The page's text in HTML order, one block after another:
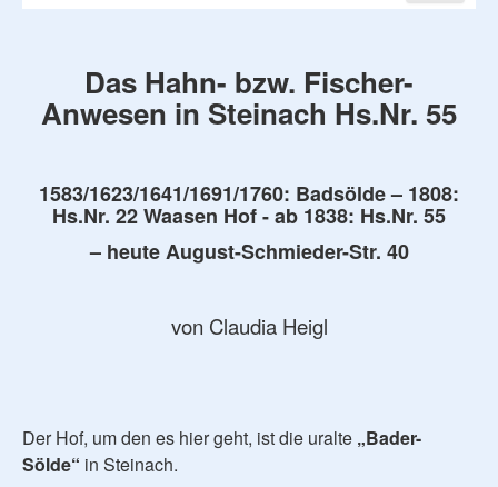
Das Hahn- bzw. Fischer-
Anwesen in Steinach Hs.Nr. 55
1583/1623/1641/1691/1760: Badsölde – 1808:
Hs.Nr. 22 Waasen Hof - ab 1838: Hs.Nr. 55
– heute August-Schmieder-Str. 40
von Claudia Heigl
Der Hof, um den es hier geht, ist die uralte „Bader-
Sölde“ in Steinach.